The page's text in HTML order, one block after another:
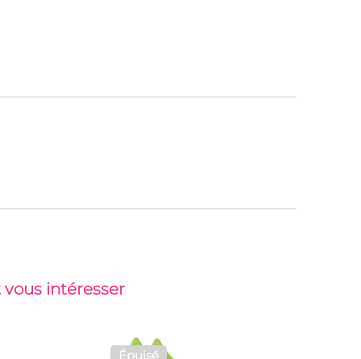
intéresser
Épuisé